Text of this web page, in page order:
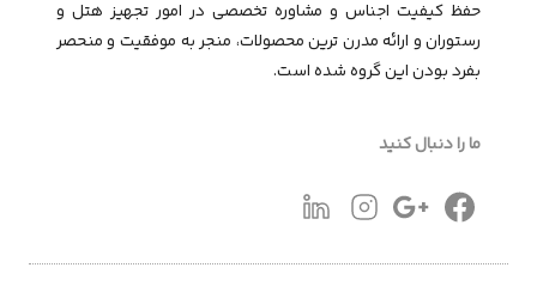
حفظ کیفیت اجناس و مشاوره تخصصی در امور تجهیز هتل و
رستوران و ارائه مدرن ترین محصولات، منجر به موفقیت و منحصر
بفرد بودن این گروه شده است.
ما را دنبال کنید